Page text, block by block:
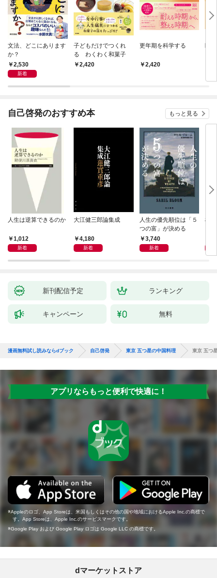
文法、どこにあります
か？
2,530
新着
子どもだけでつくれ
る わくわく和菓子
2,420
更年期を科学する
2,420
自己啓発のおすすめ本 もっと見る
人生は逆算できるのか
1,012
新着
大江健三郎論集成
4,180
新着
人生の優先順位は「５
つの富」が決める
3,740
新着
極
新刊配信予定 ランキング
キャンペーン 無料
漫画無料試し読みならdブック 自己啓発 東京 五つ星の中国料理 東京 五つ
アプリならもっと便利で快適に！
Appleのロゴ、App Storeは、米国もしくはその他の国や地域におけるApple Inc.の商標で
す。App Storeは、Apple Inc.のサービスマークです。
Google Play および Google Play ロゴは Google LLC の商標です。
dマーケットストア